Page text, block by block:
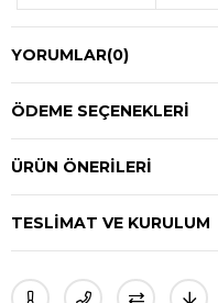
YORUMLAR(0)
ÖDEME SEÇENEKLERI
ÜRÜN ÖNERILERI
TESLIMAT VE KURULUM